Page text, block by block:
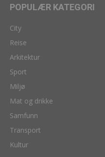
POPULÆR KATEGORI
City
Reise
Arkitektur
Sport
Miljø
Mat og drikke
Samfunn
Transport
Kultur